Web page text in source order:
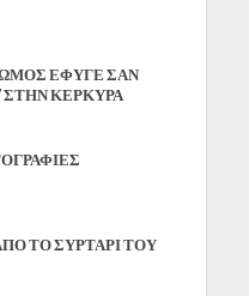
ΕΦΥΓΕ ΣΑΝ
ΣΤΗΝ ΚΕΡΚΥΡΑ
ΤΟ ΣΥΡΤΑΡΙ ΤΟΥ